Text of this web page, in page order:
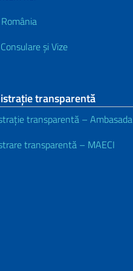
și Vize
transparentă
transparentă – Ambasada
transparentă – MAECI